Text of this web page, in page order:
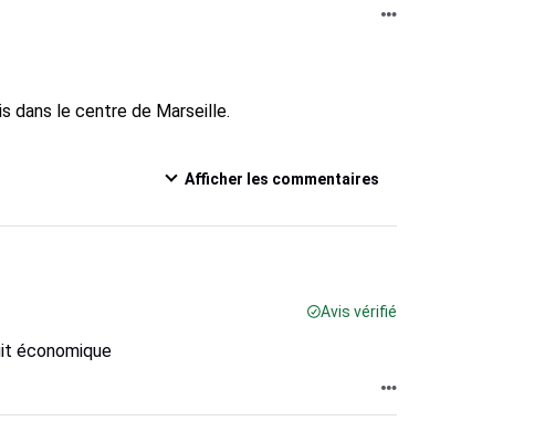
dans le centre de Marseille.
Afficher les commentaires
Avis vérifié
économique